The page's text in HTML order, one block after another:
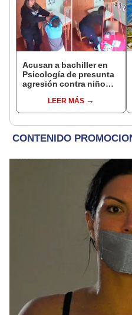
Acusan a bachiller en
Psicología de presunta
agresión contra niño
cámaras captan el
hecho
LEER MÁS